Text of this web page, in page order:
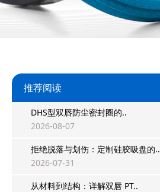
推荐阅读
DHS型双唇防尘密封圈的..
2026-08-07
拒绝脱落与划伤：定制硅胶吸盘的..
2026-07-31
从材料到结构：详解双唇 PT..